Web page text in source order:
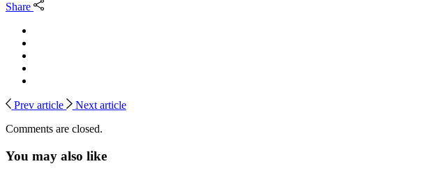
Share
Prev article
Next article
Comments are closed.
You may also like